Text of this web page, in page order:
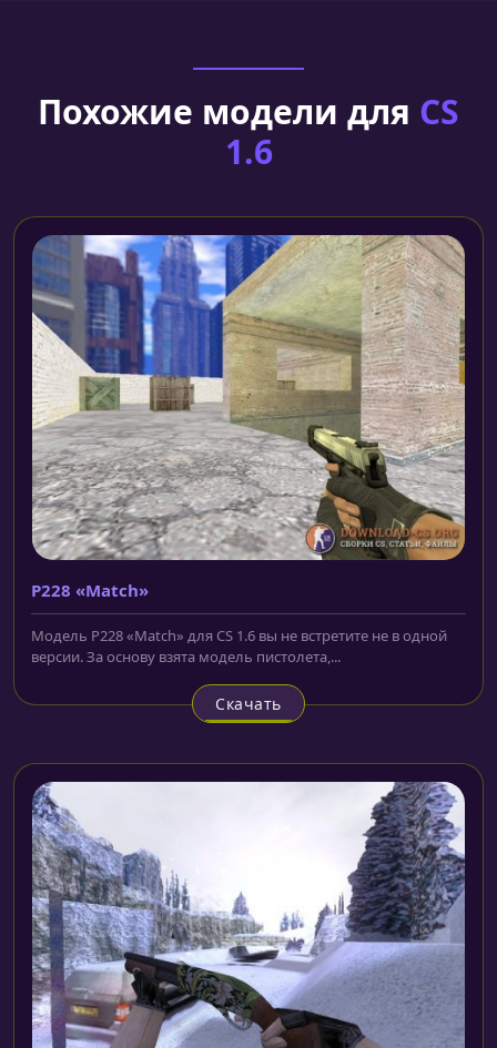
Похожие модели для CS
1.6
P228 «Match»
Модель P228 «Match» для CS 1.6 вы не встретите не в одной
версии. За основу взята модель пистолета,...
Скачать